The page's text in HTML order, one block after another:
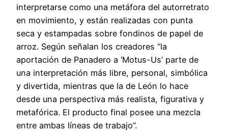
interpretarse como una metáfora del autorretrato
en movimiento, y están realizadas con punta
seca y estampadas sobre fondinos de papel de
arroz. Según señalan los creadores “la
aportación de Panadero a ‘Motus-Us’ parte de
una interpretación más libre, personal, simbólica
y divertida, mientras que la de León lo hace
desde una perspectiva más realista, figurativa y
metafórica. El producto final posee una mezcla
entre ambas líneas de trabajo”.